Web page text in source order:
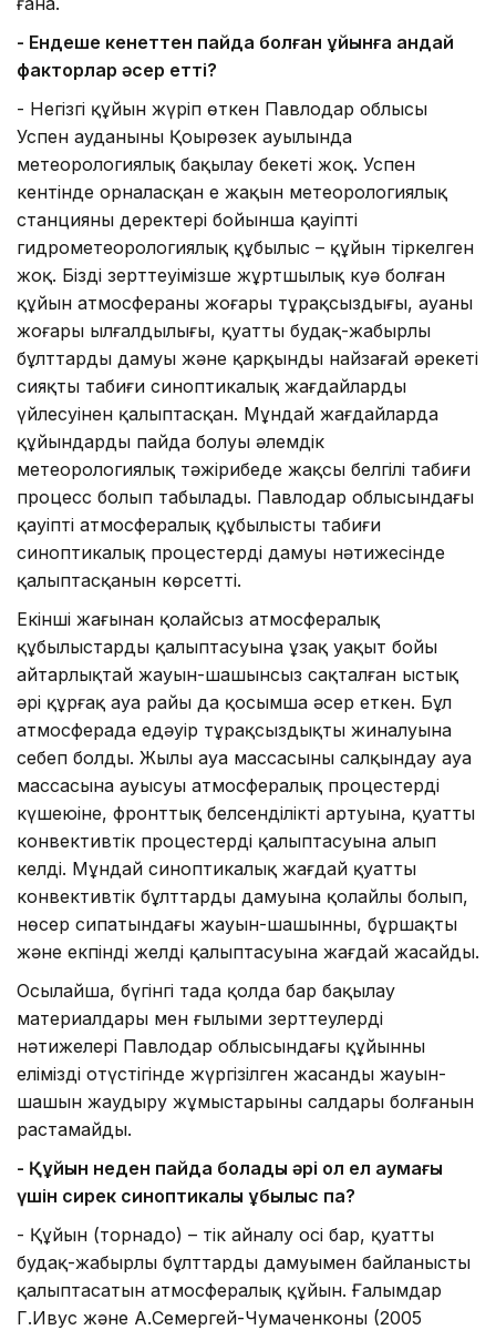
- Ендеше кенеттен пайда болған құйынға қандай
факторлар әсер етті?
- Негізгі құйын жүріп өткен Павлодар облысы
Успен ауданының Қоңырөзек ауылында
метеорологиялық бақылау бекеті жоқ. Успен
кентінде орналасқан ең жақын метеорологиялық
станцияның деректері бойынша қауіпті
гидрометеорологиялық құбылыс – құйын тіркелген
жоқ. Біздің зерттеуімізше жұртшылық куә болған
құйын атмосфераның жоғары тұрақсыздығы, ауаның
жоғары ылғалдылығы, қуатты будақ-жаңбырлы
бұлттардың дамуы және қарқынды найзағай әрекеті
сияқты табиғи синоптикалық жағдайлардың
үйлесуінен қалыптасқан. Мұндай жағдайларда
құйындардың пайда болуы әлемдік
метеорологиялық тәжірибеде жақсы белгілі табиғи
процесс болып табылады. Павлодар облысындағы
қауіпті атмосфералық құбылыстың табиғи
синоптикалық процестердің дамуы нәтижесінде
қалыптасқанын көрсетті.
Екінші жағынан қолайсыз атмосфералық
құбылыстардың қалыптасуына ұзақ уақыт бойы
айтарлықтай жауын-шашынсыз сақталған ыстық
әрі құрғақ ауа райы да қосымша әсер еткен. Бұл
атмосферада едәуір тұрақсыздықтың жиналуына
себеп болды. Жылы ауа массасының салқындау ауа
массасына ауысуы атмосфералық процестердің
күшеюіне, фронттық белсенділіктің артуына, қуатты
конвективтік процестердің қалыптасуына алып
келді. Мұндай синоптикалық жағдай қуатты
конвективтік бұлттардың дамуына қолайлы болып,
нөсер сипатындағы жауын-шашынның, бұршақтың
және екпінді желдің қалыптасуына жағдай жасайды.
Осылайша, бүгінгі таңда қолда бар бақылау
материалдары мен ғылыми зерттеулердің
нәтижелері Павлодар облысындағы құйынның
еліміздің оңтүстігінде жүргізілген жасанды жауын-
шашын жаудыру жұмыстарының салдары болғанын
растамайды.
- Құйын неден пайда болады әрі ол ел аумағы
үшін сирек синоптикалық құбылыс па?
- Құйын (торнадо) – тік айналу осі бар, қуатты
будақ-жаңбырлы бұлттардың дамуымен байланысты
қалыптасатын атмосфералық құйын. Ғалымдар
Г.Ивус және А.Семергей-Чумаченконың (2005